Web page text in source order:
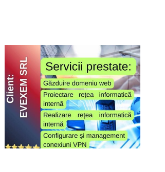
Școala ”Nichifor
Ludovig”